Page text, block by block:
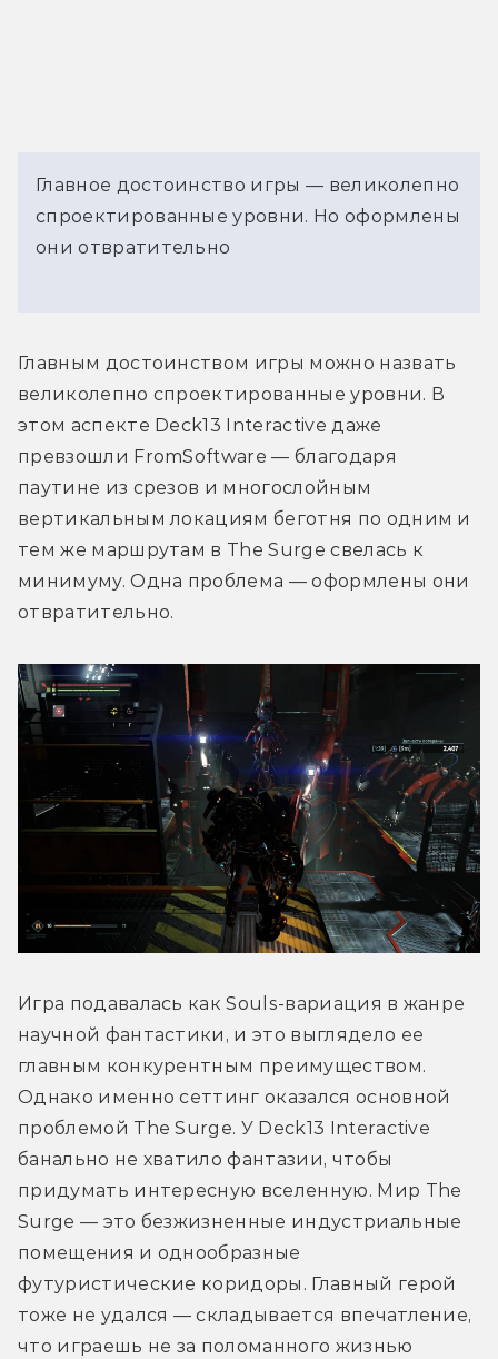
Главное достоинство игры — великолепно
спроектированные уровни. Но оформлены
они отвратительно
Главным достоинством игры можно назвать
великолепно спроектированные уровни. В
этом аспекте Deck13 Interactive даже
превзошли FromSoftware — благодаря
паутине из срезов и многослойным
вертикальным локациям беготня по одним и
тем же маршрутам в The Surge свелась к
минимуму. Одна проблема — оформлены они
отвратительно.
Игра подавалась как Souls-вариация в жанре
научной фантастики, и это выглядело ее
главным конкурентным преимуществом.
Однако именно сеттинг оказался основной
проблемой The Surge. У Deck13 Interactive
банально не хватило фантазии, чтобы
придумать интересную вселенную. Мир The
Surge — это безжизненные индустриальные
помещения и однообразные
футуристические коридоры. Главный герой
тоже не удался — складывается впечатление,
что играешь не за поломанного жизнью